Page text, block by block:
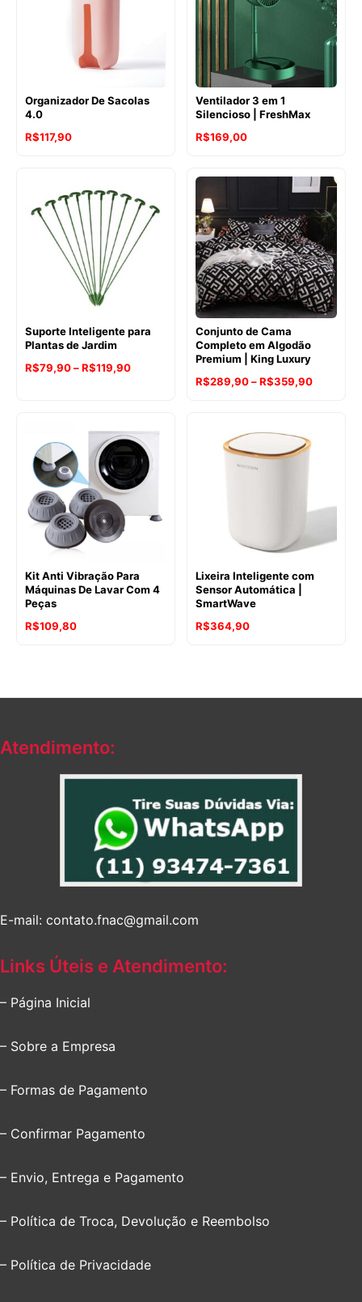
Organizador De Sacolas
4.0
R$117,90
Ventilador 3 em 1
Silencioso | FreshMax
R$169,00
Suporte Inteligente para
Plantas de Jardim
R$79,90–R$119,90Faixa
R$79,90
através
R$119,90
Conjunto de Cama
Completo em Algodão
Premium | King Luxury
R$289,90–R$359,90Faixa
Kit Anti Vibração Para
Máquinas De Lavar Com 4
Peças
R$109,80
Lixeira Inteligente com
Sensor Automática |
SmartWave
R$364,90
Atendimento:
E-mail: contato.fnac@gmail.com
Links Úteis e Atendimento:
– Página Inicial
– Sobre a Empresa
– Formas de Pagamento
– Confirmar Pagamento
– Envio, Entrega e Pagamento
– Política de Troca, Devolução e Reembolso
– Política de Privacidade